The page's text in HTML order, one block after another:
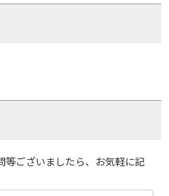
等ございましたら、お気軽に記